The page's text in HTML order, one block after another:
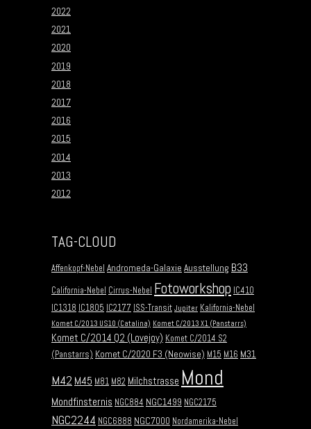
2022
2021
2020
2019
2018
2017
2016
2015
2014
2013
2012
TAG-CLOUD
Affenkopf-Nebel Andromeda-Galaxie Ausstellung B33
California-Nebel Cirrus-Nebel Fotoworkshop IC410
IC1318 IC1805 IC2177 ISS-Transit Jupiter Kalifornia-Nebel
Komet C/2013 US10 (Catalina) Komet C/2013 X1 (Panstarrs)
Komet C/2014 Q2 (Lovejoy) Komet C/2014 S2
(Panstarrs) Komet C/2020 F3 (Neowise) M15 M16 M31
M42 M45 M81 M82 Milchstrasse Mond
Mondfinsternis NGC884 NGC1499 NGC2175
NGC2244 NGC6888 NGC7000 Nordamerika-Nebel